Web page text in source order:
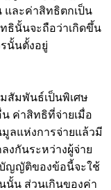
และค่าสิทธิตกเป็น
ธินั้นจะถือว่าเกิดขึ้น
นั้นตั้งอยู่
มพันธ์เป็นพิเศษ
ค่าสิทธิที่จ่ายเมื่อ
ลแห่งการจ่ายแล้วมี
งกันระหว่างผู้จ่าย
ญญัติของข้อนี้จะใช้
นั้น ส่วนเกินของค่า